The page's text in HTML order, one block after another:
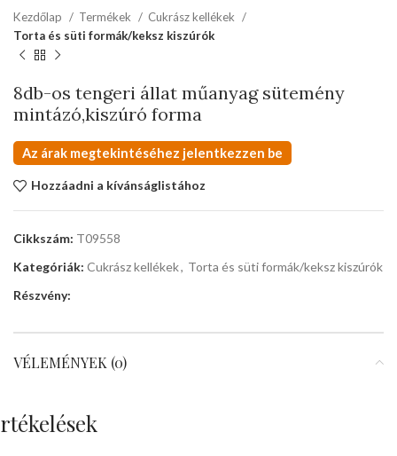
Kezdőlap Termékek
Cukrász kellékek
Torta és süti formák/keksz kiszúrók
8db-os tengeri állat műanyag sütemény
mintázó,kiszúró forma
Az árak megtekintéséhez jelentkezzen be
Hozzáadni a kívánságlistához
Cikkszám: T09558
Kategóriák: Cukrász kellékek, Torta és süti formák/keksz kiszúrók
Részvény:
VÉLEMÉNYEK (0)